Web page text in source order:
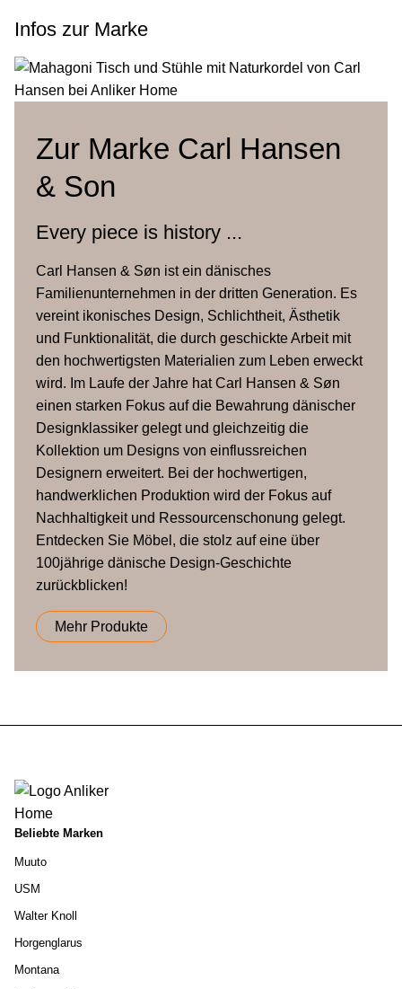
Infos zur Marke
Zur Marke Carl Hansen
& Son
Every piece is history ...
Carl Hansen & Søn ist ein dänisches
Familienunternehmen in der dritten Generation. Es
vereint ikonisches Design, Schlichtheit, Ästhetik
und Funktionalität, die durch geschickte Arbeit mit
den hochwertigsten Materialien zum Leben erweckt
wird. Im Laufe der Jahre hat Carl Hansen & Søn
einen starken Fokus auf die Bewahrung dänischer
Designklassiker gelegt und gleichzeitig die
Kollektion um Designs von einflussreichen
Designern erweitert. Bei der hochwertigen,
handwerklichen Produktion wird der Fokus auf
Nachhaltigkeit und Ressourcenschonung gelegt.
Entdecken Sie Möbel, die stolz auf eine über
100jährige dänische Design-Geschichte
zurückblicken!
Mehr Produkte
Beliebte Marken
Muuto
USM
Walter Knoll
Horgenglarus
Montana